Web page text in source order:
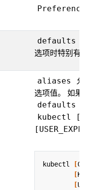
Preference
defaults
选项时特别有用
aliases
允
选项值。 如果
defaults
kubectl
kubectl [
[
[